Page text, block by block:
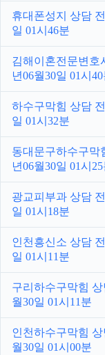
휴대폰성지 상담
일 01시46분
김해이혼전문변호
년06월30일 01시40
하수구막힘 상담
일 01시32분
동대문구하수구막
년06월30일 01시25
광교피부과 상담
일 01시18분
인천흥신소 상담
일 01시11분
구리하수구막힘
월30일 01시11분
인천하수구막힘
월30일 01시00분